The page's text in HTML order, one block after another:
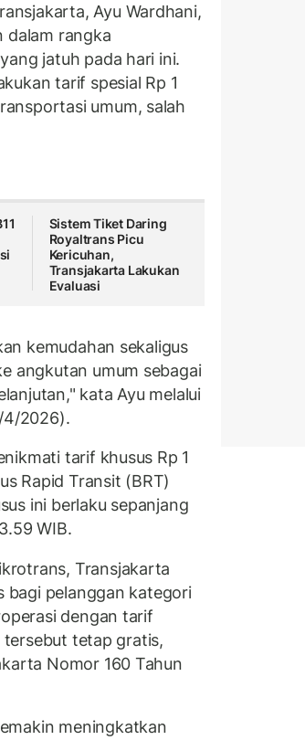
Ayu Wardhani,
dalam rangka
jatuh pada hari ini.
tarif spesial Rp 1
umum, salah
Sistem Tiket Daring
Royaltrans Picu
Kericuhan,
Transjakarta Lakukan
Evaluasi
kemudahan sekaligus
angkutan umum sebagai
kata Ayu melalui
4/2026).
tarif khusus Rp 1
Rapid Transit (BRT)
ini berlaku sepanjang
WIB.
Transjakarta
bagi pelanggan kategori
dengan tarif
tersebut tetap gratis,
Nomor 160 Tahun
meningkatkan